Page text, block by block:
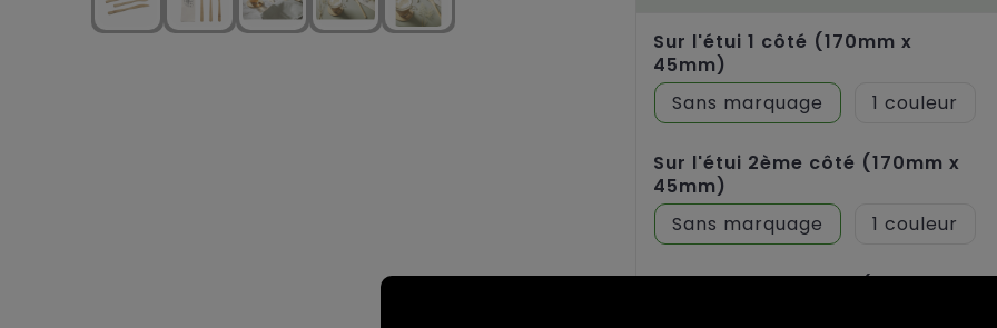
Sur l'étui 1 côté (170mm x
45mm)
Sans marquage
1
Sur l'étui 2ème côté (170mm x
45mm)
Sans marquage
1
Sur l'étui 2ème côté (100mm x